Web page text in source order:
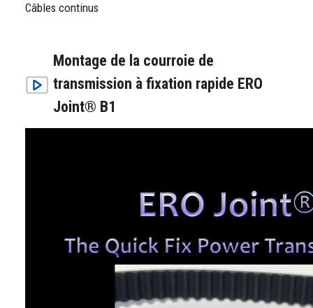
Câbles continus
Montage de la courroie de
transmission à fixation rapide ERO
Joint® B1